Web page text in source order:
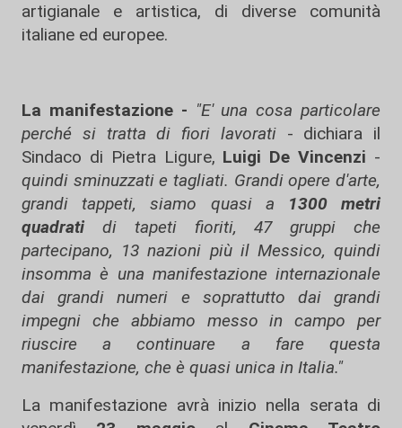
artigianale e artistica, di diverse comunità
italiane ed europee.
La manifestazione - "E' una cosa particolare
perché si tratta di fiori lavorati - dichiara il
Sindaco di Pietra Ligure, Luigi De Vincenzi -
quindi sminuzzati e tagliati. Grandi opere d'arte,
grandi tappeti, siamo quasi a 1300 metri
quadrati di tapeti fioriti, 47 gruppi che
partecipano, 13 nazioni più il Messico, quindi
insomma è una manifestazione internazionale
dai grandi numeri e soprattutto dai grandi
impegni che abbiamo messo in campo per
riuscire a continuare a fare questa
manifestazione, che è quasi unica in Italia."
La manifestazione avrà inizio nella serata di